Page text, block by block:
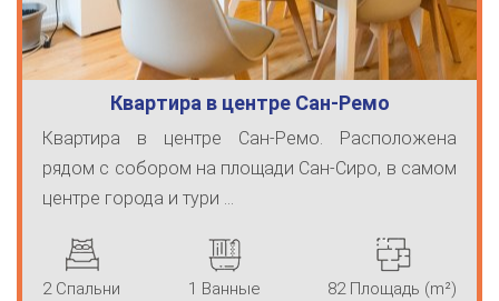
Квартира в центре Сан-Ремо
Квартира в центре Сан-Ремо. Расположена
рядом с собором на площади Сан-Сиро, в самом
центре города и тури ...
2 Спальни 1 Ванные 82 Площадь (m²)